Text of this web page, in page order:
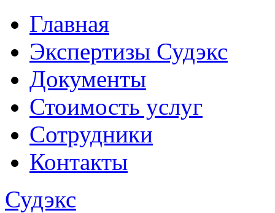
Главная
Экспертизы Судэкс
Документы
Стоимость услуг
Сотрудники
Контакты
Судэкс